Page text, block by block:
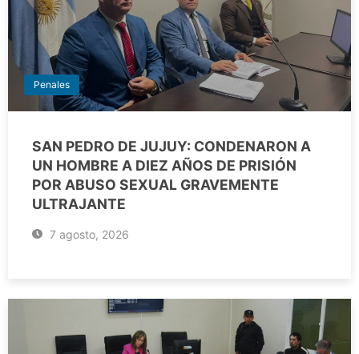
Penales
SAN PEDRO DE JUJUY: CONDENARON A
UN HOMBRE A DIEZ AÑOS DE PRISIÓN
POR ABUSO SEXUAL GRAVEMENTE
ULTRAJANTE
7 agosto, 2026